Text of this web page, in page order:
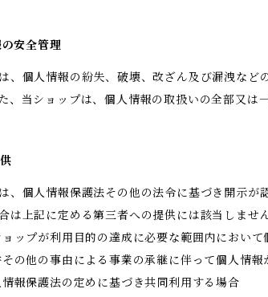
安全管理
、個人情報の紛失、破壊、改ざん及び漏洩な
、当ショップは、個人情報の取扱いの全部又は
、個人情報保護法その他の法令に基づき開示
は上記に定める第三者への提供には該当しません
ョップが利用目的の達成に必要な範囲内におい
その他の事由による事業の承継に伴って個人情
情報保護法の定めに基づき共同利用する場合